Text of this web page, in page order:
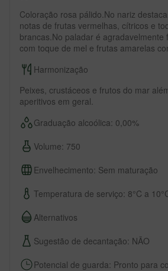
Coloração rosa pálido.No nariz
notas de frutas vermelhas, cítricos e
brancas.No paladar é agradavelmente
com toque de mel e frutas amarelas
Harmonização
Peixes, crustáceos e frutos do mar
aperitivos em geral.
Graduação alcoólica: 0,00%
Volume: 750
Envelhecimento: Sem maturação
Temperatura de serviço: 8°C a
Alternativos
Sugestão de decantação: NÃO
Potencial de guarda: Pronto para